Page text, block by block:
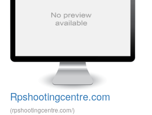
Rpshootingcentre.com
(rpshootingcentre.com/)